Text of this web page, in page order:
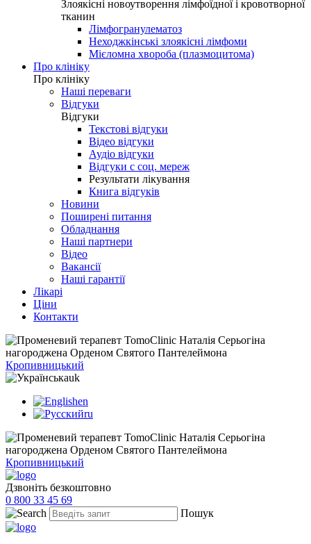
Злоякісні новоутворення лімфоїдної і кровотворної
тканин
Лімфогранулематоз
Неходжкінські злоякісні лімфоми
Мієломна хвороба (плазмоцитома)
Про клініку
Про клініку
Наші переваги
Відгуки
Відгуки
Текстові відгуки
Відео відгуки
Аудіо відгуки
Відгуки с соц. мереж
Результати лікування
Книга відгуків
Новини
Поширені питання
Обладнання
Наші партнери
Відео
Вакансії
Наші гарантії
Лікарі
Ціни
Контакти
Кропивницький
uk
en
ru
Кропивницький
Дзвоніть безкоштовно
0 800 33 45 69
Пошук